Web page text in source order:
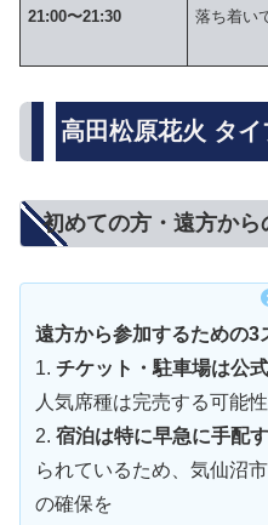
21:00〜21:30 落ち着い
高田松原花火 タ
初めての方・遠方か
遠方から参加するための3
1. チケット・駐車場は公
人気席種は完売する可能
2. 宿泊は特に早急に手配
られているため、気仙沼
の確保を